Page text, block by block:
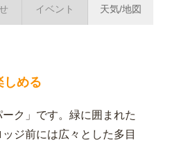
イベント 天気/地図
しめる
ク」です。緑に囲まれた
ジ前には広々とした多目